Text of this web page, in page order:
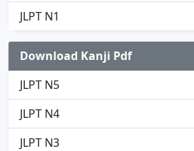
JLPT N1
Download Kanji Pdf
JLPT N5
JLPT N4
JLPT N3